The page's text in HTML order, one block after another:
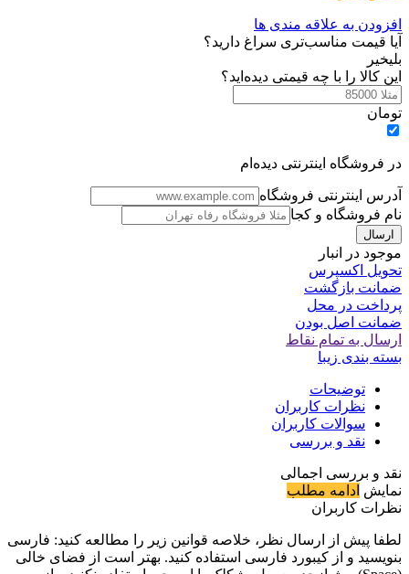
افزودن به علاقه مندی ها
آیا قیمت مناسب‌تری سراغ دارید؟
بلیخیر
این کالا را با چه قیمتی دیده‌اید؟
تومان
در فروشگاه اینترنتی دیده‌ام
آدرس اینترنتی فروشگاه
نام فروشگاه و کجا
موجود در انبار
تحویل اکسپرس
ضمانت بازگشت
پرداخت در محل
ضمانت اصل بودن
ارسال به تمام نقاط
بسته بندی زیبا
توضیحات
نظرات کاربران
سوالات کاربران
نقد و بررسی
نقد و بررسی اجمالی
نمایش ادامه مطلب
نظرات کاربران
لطفا پیش از ارسال نظر، خلاصه قوانین زیر را مطالعه کنید: فارسی
بنویسید و از کیبورد فارسی استفاده کنید. بهتر است از فضای خالی